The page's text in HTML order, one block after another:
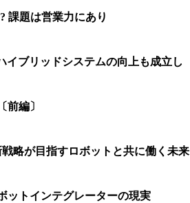
課題は営業力にあり
ブリッドシステムの向上も成立し
前編〕
略が目指すロボットと共に働く未来
ットインテグレーターの現実